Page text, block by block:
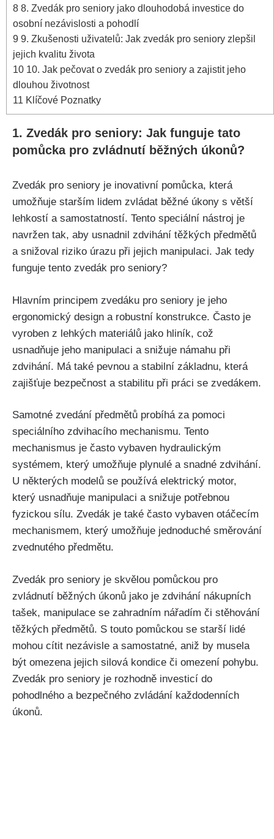
8 8. Zvedák pro seniory jako dlouhodobá investice do
osobní nezávislosti a pohodlí
9 9. Zkušenosti uživatelů: Jak zvedák pro seniory zlepšil
jejich kvalitu života
10 10. Jak pečovat o zvedák pro seniory a zajistit jeho
dlouhou životnost
11 Klíčové Poznatky
1. Zvedák pro seniory: Jak funguje tato
pomůcka pro zvládnutí běžných úkonů?
Zvedák pro seniory je inovativní pomůcka, která
umožňuje starším lidem zvládat běžné úkony s větší
lehkostí a samostatností. Tento speciální nástroj je
navržen tak, aby usnadnil zdvihání těžkých předmětů
a snižoval riziko úrazu při jejich manipulaci. Jak tedy
funguje tento zvedák pro seniory?
Hlavním principem zvedáku pro seniory je jeho
ergonomický design a robustní konstrukce. Často je
vyroben z lehkých materiálů jako hliník, což
usnadňuje jeho manipulaci a snižuje námahu při
zdvihání. Má také pevnou a stabilní základnu, která
zajišťuje bezpečnost a stabilitu při práci se zvedákem.
Samotné zvedání předmětů probíhá za pomoci
speciálního zdvihacího mechanismu. Tento
mechanismus je často vybaven hydraulickým
systémem, který umožňuje plynulé a snadné zdvihání.
U některých modelů se používá elektrický motor,
který usnadňuje manipulaci a snižuje potřebnou
fyzickou sílu. Zvedák je také často vybaven otáčecím
mechanismem, který umožňuje jednoduché směrování
zvednutého předmětu.
Zvedák pro seniory je skvělou pomůckou pro
zvládnutí běžných úkonů jako je zdvihání nákupních
tašek, manipulace se zahradním nářadím či stěhování
těžkých předmětů. S touto pomůckou se starší lidé
mohou cítit nezávisle a samostatné, aniž by musela
být omezena jejich silová kondice či omezení pohybu.
Zvedák pro seniory je rozhodně investicí do
pohodlného a bezpečného zvládání každodenních
úkonů.